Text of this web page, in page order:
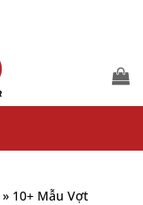
» 10+ Mẫu Vợt